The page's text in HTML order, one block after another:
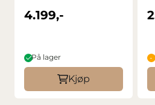
4.199,-
På lager
Kjøp